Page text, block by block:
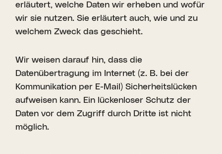
erläutert, welche Daten wir erheben und wofür
wir sie nutzen. Sie erläutert auch, wie und zu
welchem Zweck das geschieht.
Wir weisen darauf hin, dass die
Datenübertragung im Internet (z. B. bei der
Kommunikation per E-Mail) Sicherheitslücken
aufweisen kann. Ein lückenloser Schutz der
Daten vor dem Zugriff durch Dritte ist nicht
möglich.